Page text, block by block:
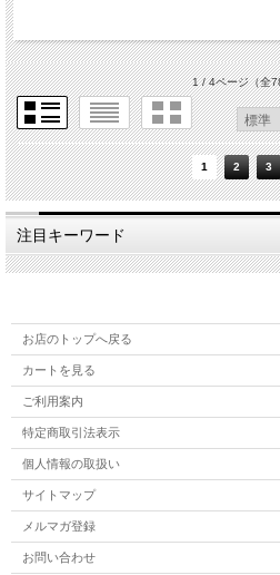
1 / 4ページ（全
1 2 3
注目キーワード
お店のトップへ戻る
カートを見る
ご利用案内
特定商取引法表示
個人情報の取扱い
サイトマップ
メルマガ登録
お問い合わせ